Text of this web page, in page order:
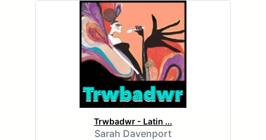
Trwbadwr - Latin ...
Sarah Davenport